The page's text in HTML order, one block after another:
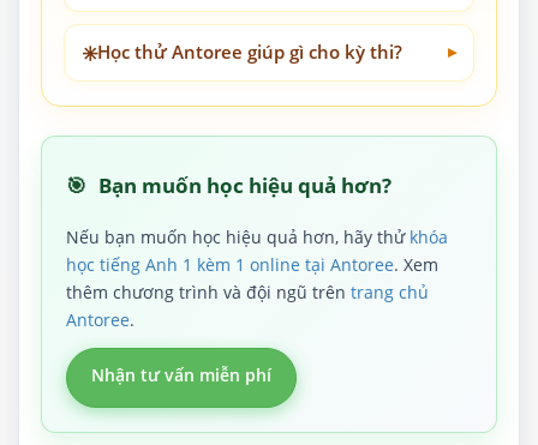
✳️Học thử Antoree giúp gì cho kỳ thi?
🎯 Bạn muốn học hiệu quả hơn?
Nếu bạn muốn học hiệu quả hơn, hãy thử khóa
học tiếng Anh 1 kèm 1 online tại Antoree. Xem
thêm chương trình và đội ngũ trên trang chủ
Antoree.
Nhận tư vấn miễn phí